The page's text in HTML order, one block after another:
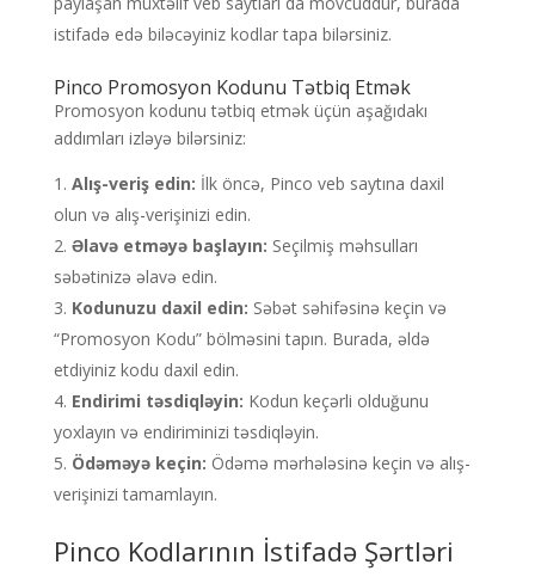
istifadə edə biləcəyiniz kodlar tapa bilərsiniz.
Pinco Promosyon Kodunu Tətbiq Etmək
Promosyon kodunu tətbiq etmək üçün aşağıdakı
addımları izləyə bilərsiniz:
Alış-veriş edin: İlk öncə, Pinco veb saytına daxil
olun və alış-verişinizi edin.
Əlavə etməyə başlayın: Seçilmiş məhsulları
səbətinizə əlavə edin.
Kodunuzu daxil edin: Səbət səhifəsinə keçin və
“Promosyon Kodu” bölməsini tapın. Burada, əldə
etdiyiniz kodu daxil edin.
Endirimi təsdiqləyin: Kodun keçərli olduğunu
yoxlayın və endiriminizi təsdiqləyin.
Ödəməyə keçin: Ödəmə mərhələsinə keçin və alış-
verişinizi tamamlayın.
Pinco Kodlarının İstifadə Şərtləri